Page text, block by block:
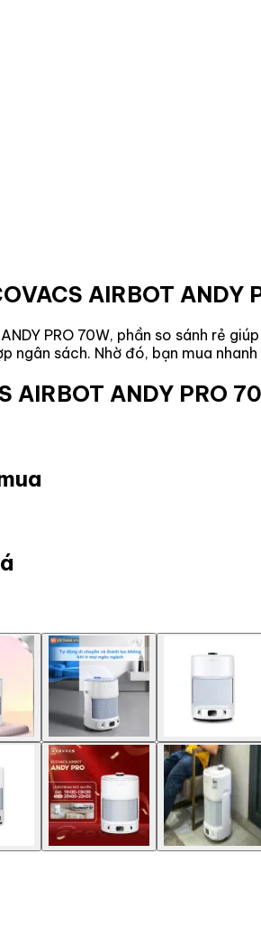
AIRBOT ANDY
PRO 70W, phần so sánh rẻ
sách. Nhờ đó, bạn mua
AIRBOT ANDY PRO